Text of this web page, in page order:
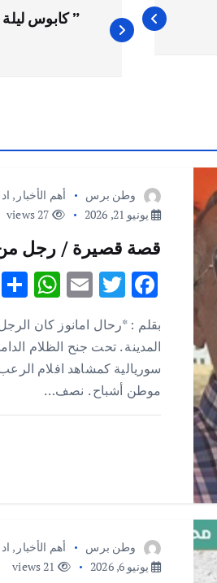
” كابوس
وطن برس أهم الأخبار ,
يونيو 21, 2026
قصة قصيرة / رجل
F
ac
e
b
o
o
T
w
it
te
r
E
m
ai
l
W
h
at
s
A
p
S
بقلم : *رحال امانوز كان
المدينة . تحت جنح الظلام
سوريالية كمشاهد افلام الرعب
موطن أشباح . نصف…
وطن برس أهم الأخبار ,
يونيو 6, 2026